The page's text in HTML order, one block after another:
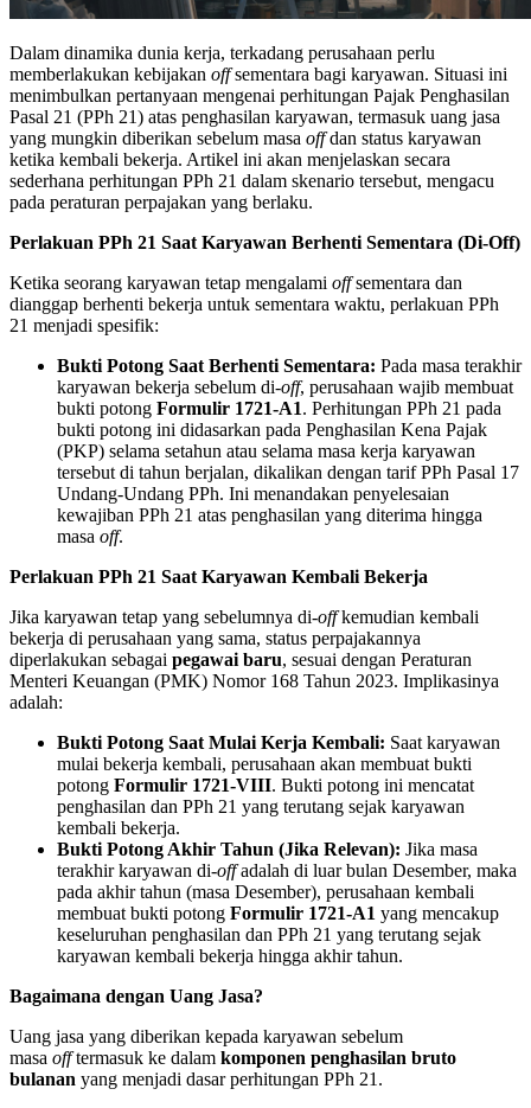
Dalam dinamika dunia kerja, terkadang perusahaan perlu
memberlakukan kebijakan offsementara bagi karyawan. Situasi ini
menimbulkan pertanyaan mengenai perhitungan Pajak Penghasilan
Pasal 21 (PPh 21) atas penghasilan karyawan, termasuk uang jasa
yang mungkin diberikan sebelum masa offdan status karyawan
ketika kembali bekerja. Artikel ini akan menjelaskan secara
sederhana perhitungan PPh 21 dalam skenario tersebut, mengacu
pada peraturan perpajakan yang berlaku.
Perlakuan PPh 21 Saat Karyawan Berhenti Sementara (Di-Off)
Ketika seorang karyawan tetap mengalami offsementara dan
dianggap berhenti bekerja untuk sementara waktu, perlakuan PPh
21 menjadi spesifik:
Bukti Potong Saat Berhenti Sementara: Pada masa terakhir
karyawan bekerja sebelum di-off, perusahaan wajib membuat
bukti potong Formulir 1721-A1. Perhitungan PPh 21 pada
bukti potong ini didasarkan pada Penghasilan Kena Pajak
(PKP) selama setahun atau selama masa kerja karyawan
tersebut di tahun berjalan, dikalikan dengan tarif PPh Pasal 17
Undang-Undang PPh. Ini menandakan penyelesaian
kewajiban PPh 21 atas penghasilan yang diterima hingga
masa off.
Perlakuan PPh 21 Saat Karyawan Kembali Bekerja
Jika karyawan tetap yang sebelumnya di-offkemudian kembali
bekerja di perusahaan yang sama, status perpajakannya
diperlakukan sebagai pegawai baru, sesuai dengan Peraturan
Menteri Keuangan (PMK) Nomor 168 Tahun 2023. Implikasinya
adalah:
Bukti Potong Saat Mulai Kerja Kembali: Saat karyawan
mulai bekerja kembali, perusahaan akan membuat bukti
potong Formulir 1721-VIII. Bukti potong ini mencatat
penghasilan dan PPh 21 yang terutang sejak karyawan
kembali bekerja.
Bukti Potong Akhir Tahun (Jika Relevan): Jika masa
terakhir karyawan di-offadalah di luar bulan Desember, maka
pada akhir tahun (masa Desember), perusahaan kembali
membuat bukti potong Formulir 1721-A1 yang mencakup
keseluruhan penghasilan dan PPh 21 yang terutang sejak
karyawan kembali bekerja hingga akhir tahun.
Bagaimana dengan Uang Jasa?
Uang jasa yang diberikan kepada karyawan sebelum
masa offtermasuk ke dalam komponen penghasilan bruto
bulanan yang menjadi dasar perhitungan PPh 21.